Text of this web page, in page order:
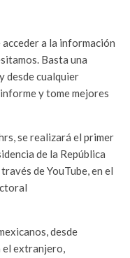
a la información
Basta una
desde cualquier
y tome mejores
se realizará el primer
de la República
de YouTube, en el
desde
el extranjero,